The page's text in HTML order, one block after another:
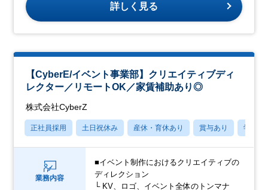
詳しく見る
【CyberE/イベント事業部】クリエイティブディ
レクター／リモートOK／家賃補助あり◎
株式会社CyberZ
正社員採用 土日祝休み 産休・育休あり 賞与あり 学歴不
業務内容
■イベント制作におけるクリエイティブの
ディレクション
└ KV、ロゴ、イベント全体のトンマナ